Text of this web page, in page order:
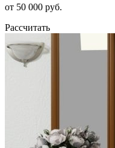
от 50 000 руб.
Рассчитать